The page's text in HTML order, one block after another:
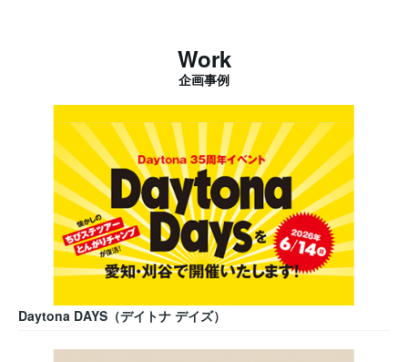
Work
企画事例
Daytona DAYS（デイトナ デイズ）